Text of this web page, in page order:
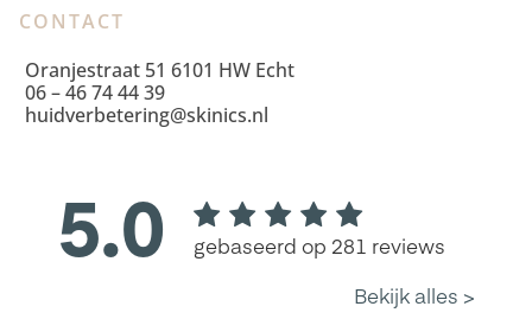
CONTACT
Oranjestraat 51 6101 HW Echt
06 – 46 74 44 39
huidverbetering@skinics.nl